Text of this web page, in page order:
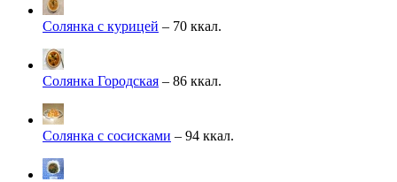
Солянка с курицей – 70 ккал.
Солянка Городская – 86 ккал.
Солянка с сосисками – 94 ккал.